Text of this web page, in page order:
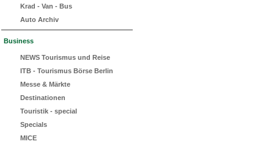
Krad - Van - Bus
Auto Archiv
Business
NEWS Tourismus und Reise
ITB - Tourismus Börse Berlin
Messe & Märkte
Destinationen
Touristik - special
Specials
MICE